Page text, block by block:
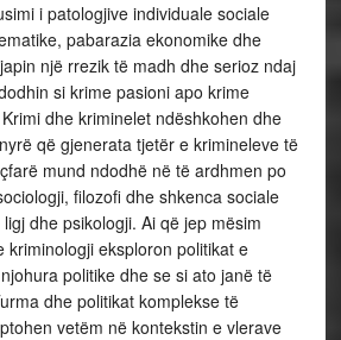
i patologjive individuale sociale
pabarazia ekonomike dhe
një rrezik të madh dhe serioz ndaj
si krime pasioni apo krime
dhe kriminelet ndëshkohen dhe
që gjenerata tjetër e krimineleve të
mund ndodhë në të ardhmen po
filozofi dhe shkenca sociale
dhe psikologji. Ai që jep mësim
kriminologji eksploron politikat e
politike dhe se si ato janë të
dhe politikat komplekse të
vetëm në kontekstin e vlerave